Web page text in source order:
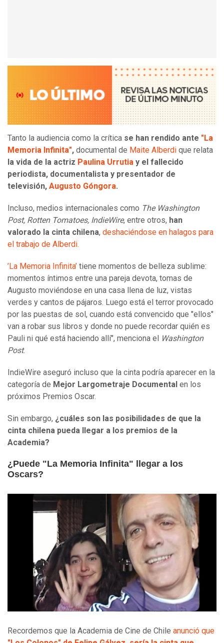
Tanto la audiencia como la crítica se han rendido ante "La
Memoria Infinita", documental de Maite Alberdi que relata
la vida de la actriz Paulina Urrutia y el fallecido
periodista, documentalista y presentador de
televisión, Augusto Góngora.
Incluso, medios internacionales como The Washington
Post, Rotten Tomatoes, IndieWire, entre otros, han
valorado la cinta chilena, deshaciéndose en halagos para
el trabajo de Alberdi.
’La Memoria Infinita’ tiene momentos de belleza sublime:
momentos íntimos entre una pareja devota, tomas de
Augusto moviéndose en una casa llena de luz, vistas
verdes y cantos de pájaros. Luego está el terror provocado
por las puestas de sol, cuando está convencido que "ellos"
van a robar sus libros y donde no puede recordar quién es
Pauli ni qué está haciendo allí", menciona el
Washington
Post.
IndieWire aseguró incluso que la cinta podría aparecer en la
categoría de Mejor Largometraje Documental en los
próximos Premios Oscar.
Sin embargo, ¿cuáles son las posibilidades de que la
cinta chilena pueda llegar a los premios de la
Academia?
¿Puede "La Memoria Infinita" llegar a los
Oscars?
Recordemos que la Academia de Cine de Chile anunció que